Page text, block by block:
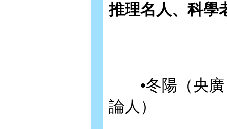
推理名人、科學
•冬陽（央廣
論人）